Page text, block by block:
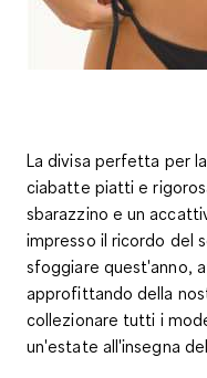
La divisa perfetta per
ciabatte piatti e
sbarazzino e un
impresso il ricordo del
sfoggiare quest'anno,
approfittando della
collezionare tutti i
un'estate all'insegna